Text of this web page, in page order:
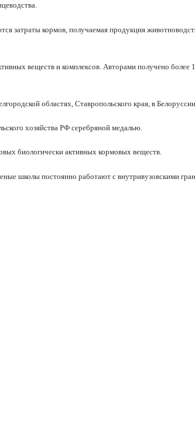
затраты кормов, получаемая продукция
веществ и комплексов. Авторами получено бо­лее
областях, Ставропольского края, в
хозяйства РФ серебряной медалью.
биологически активных кормовых веществ.
школы постоянно работают с внутривузовскими